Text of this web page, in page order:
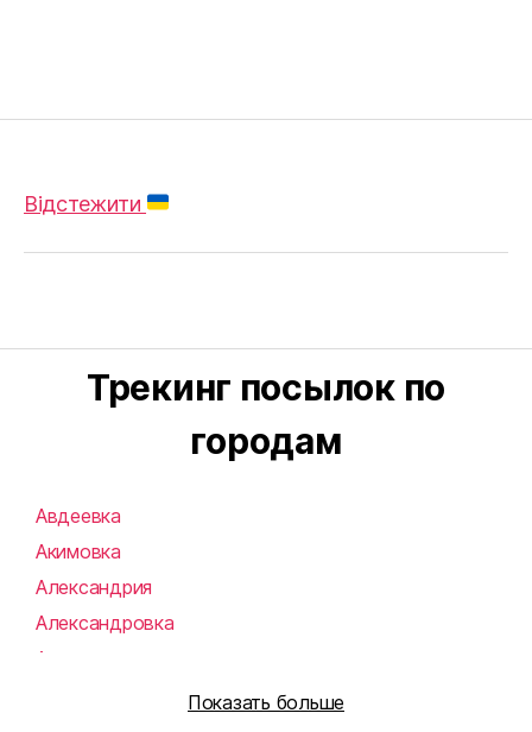
Відстежити
Трекинг посылок по
городам
Авдеевка
Акимовка
Александрия
Александровка
Алупка
Показать больше